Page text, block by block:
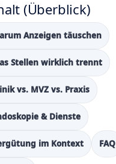
(Überblick)
Anzeigen täuschen
Stellen wirklich trennt
vs. MVZ vs. Praxis
& Dienste
im Kontext FAQ